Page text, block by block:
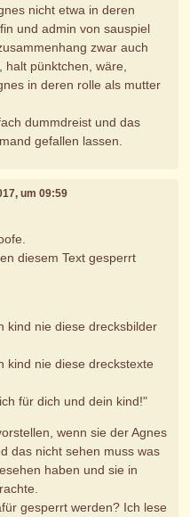
nicht etwa in deren
und admin von sauspiel
zwar auch
halt pünktchen, wäre,
in deren rolle als mutter
dummdreist und das
gefallen lassen.
um 09:59
diesem Text gesperrt
kind nie diese drecksbilder
kind nie diese dreckstexte
für dich und dein kind!"
wenn sie der Agnes
das nicht sehen muss was
haben und sie in
gesperrt werden? Ich lese